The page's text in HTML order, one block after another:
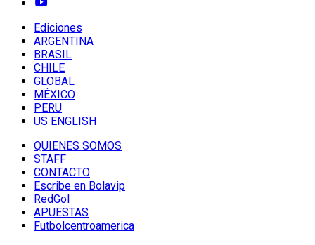
Ediciones
ARGENTINA
BRASIL
CHILE
GLOBAL
MÉXICO
PERU
US ENGLISH
QUIENES SOMOS
STAFF
CONTACTO
Escribe en Bolavip
RedGol
APUESTAS
Futbolcentroamerica